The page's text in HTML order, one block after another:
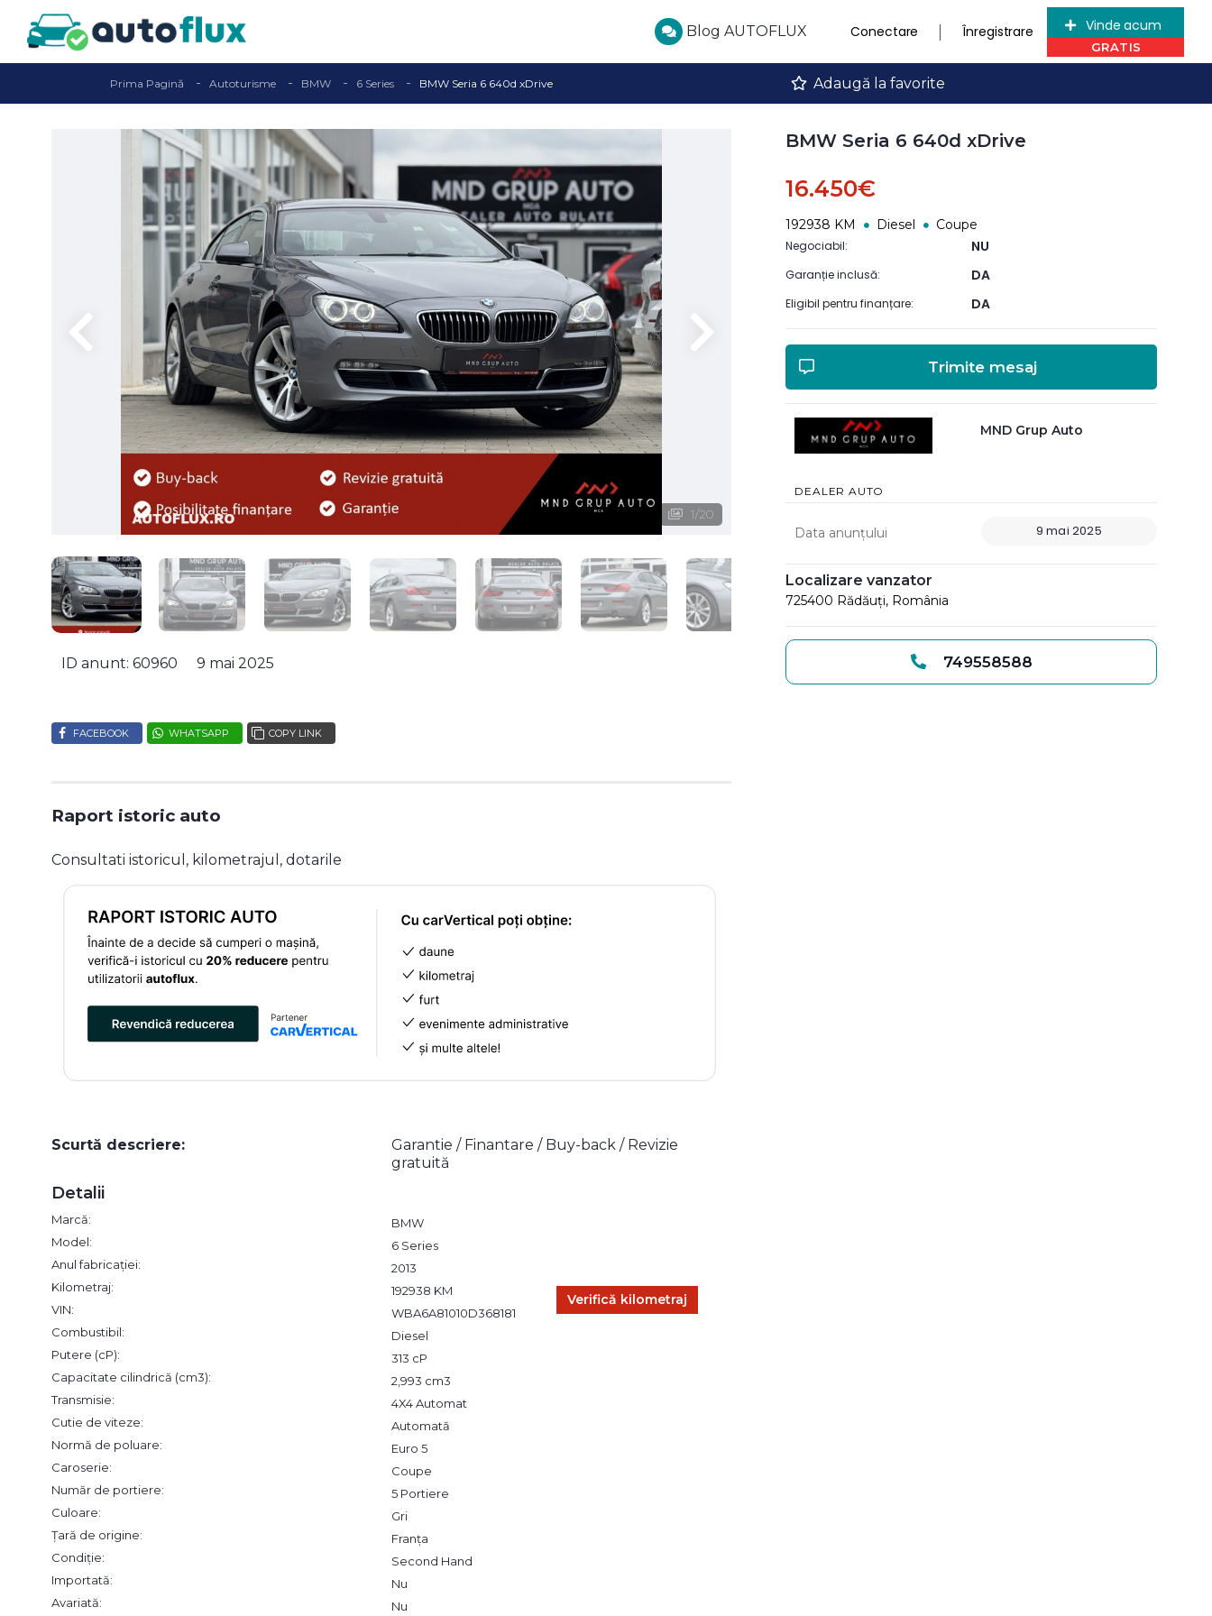
Blog AUTOFLUX Conectare Înregistrare Vinde acum
Prima Pagină Autoturisme BMW 6 Series BMW Seria 6 640d xDrive Adaugă la favorite
1/20
ID anunt: 60960 9 mai 2025
FACEBOOK WHATSAPP COPY LINK
Raport istoric auto
Consultati istoricul, kilometrajul, dotarile
Scurtă descriere:
Garantie / Finantare / Buy-back / Revizie
gratuită
Verifică kilometraj
Detalii
Marcă:
BMW
Model:
6 Series
Anul fabricației:
2013
Kilometraj:
192938 KM
VIN:
WBA6A81010D368181
Combustibil:
Diesel
Putere (cP):
313 cP
Capacitate cilindrică (cm3):
2,993 cm3
Transmisie:
4X4 Automat
Cutie de viteze:
Automată
Normă de poluare:
Euro 5
Caroserie:
Coupe
Număr de portiere:
5 Portiere
Culoare:
Gri
Țară de origine:
Franța
Condiție:
Second Hand
Importată:
Nu
Avariată:
Nu
BMW Seria 6 640d xDrive
16.450€
192938 KM Diesel Coupe
Negociabil: NU
Garanție inclusă: DA
Eligibil pentru finanțare: DA
Trimite mesaj
DEALER AUTO
MND Grup Auto
Data anunțului 9 mai 2025
Localizare vanzator
725400 Rădăuți, România
749558588